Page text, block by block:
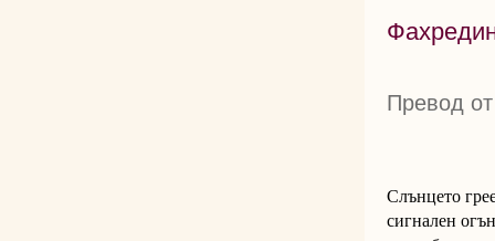
Превод
Слънцето
сигнален